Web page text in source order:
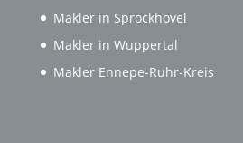
Makler in Sprockhövel
Makler in Wuppertal
Makler Ennepe-Ruhr-Kreis